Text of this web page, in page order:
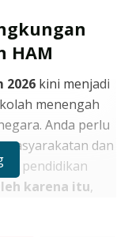
HAM
kini menjadi
menengah
Anda perlu
dan
pendidikan
karena itu,